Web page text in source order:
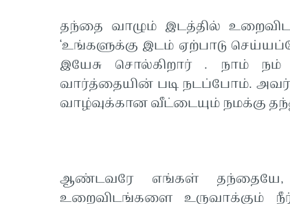
தந்தை வாழும் இடத்தில்
‘உங்களுக்கு இடம் ஏற்பாடு
இயேசு சொல்கிறார் . நாம்
வார்த்தையின் படி நடப்போம்.
வாழ்வுக்கான வீட்டையும் நமக்கு
ஆண்டவரே எங்கள் தந்தையே,
உறைவிடங்களை உருவாக்கும்